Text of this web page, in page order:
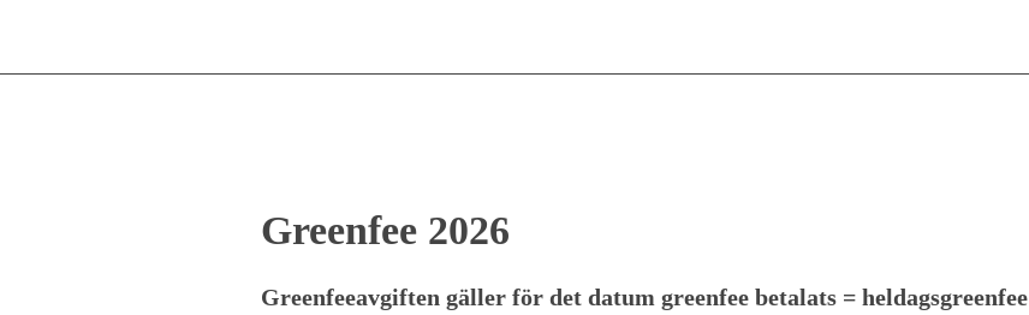
Greenfee 2026
Greenfeeavgiften gäller för det datum greenfee betalats = heldagsgreenfee